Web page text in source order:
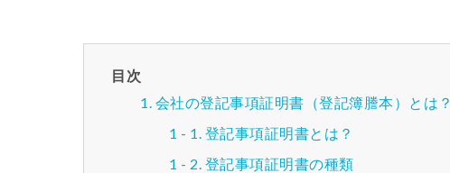
目次
会社の登記事項証明書（登記簿謄本）とは？
登記事項証明書とは？
登記事項証明書の種類